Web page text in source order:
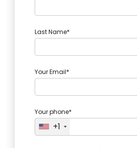
Last Name*
Your Email*
Your phone*
+1